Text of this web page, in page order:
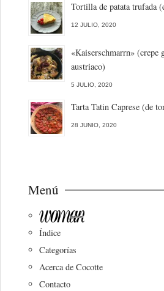
Tortilla de patata trufada
12 JULIO, 2020
«Kaiserschmarrn» (crepe
austriaco)
5 JULIO, 2020
Tarta Tatin Caprese (de
28 JUNIO, 2020
Menú
Índice
Categorías
Acerca de Cocotte
Contacto